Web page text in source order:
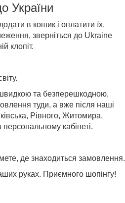
України
в кошик і оплатити їх.
зверніться до Ukraine
клопіт.
та безперешкодною,
туди, а вже після наші
Рівного, Житомира,
персональному кабінеті.
де знаходиться замовлення.
руках. Приємного шопінгу!